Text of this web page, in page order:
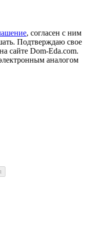
, согласен с ним
Подтверждаю свое
сайте Dom-Eda.com.
аналогом